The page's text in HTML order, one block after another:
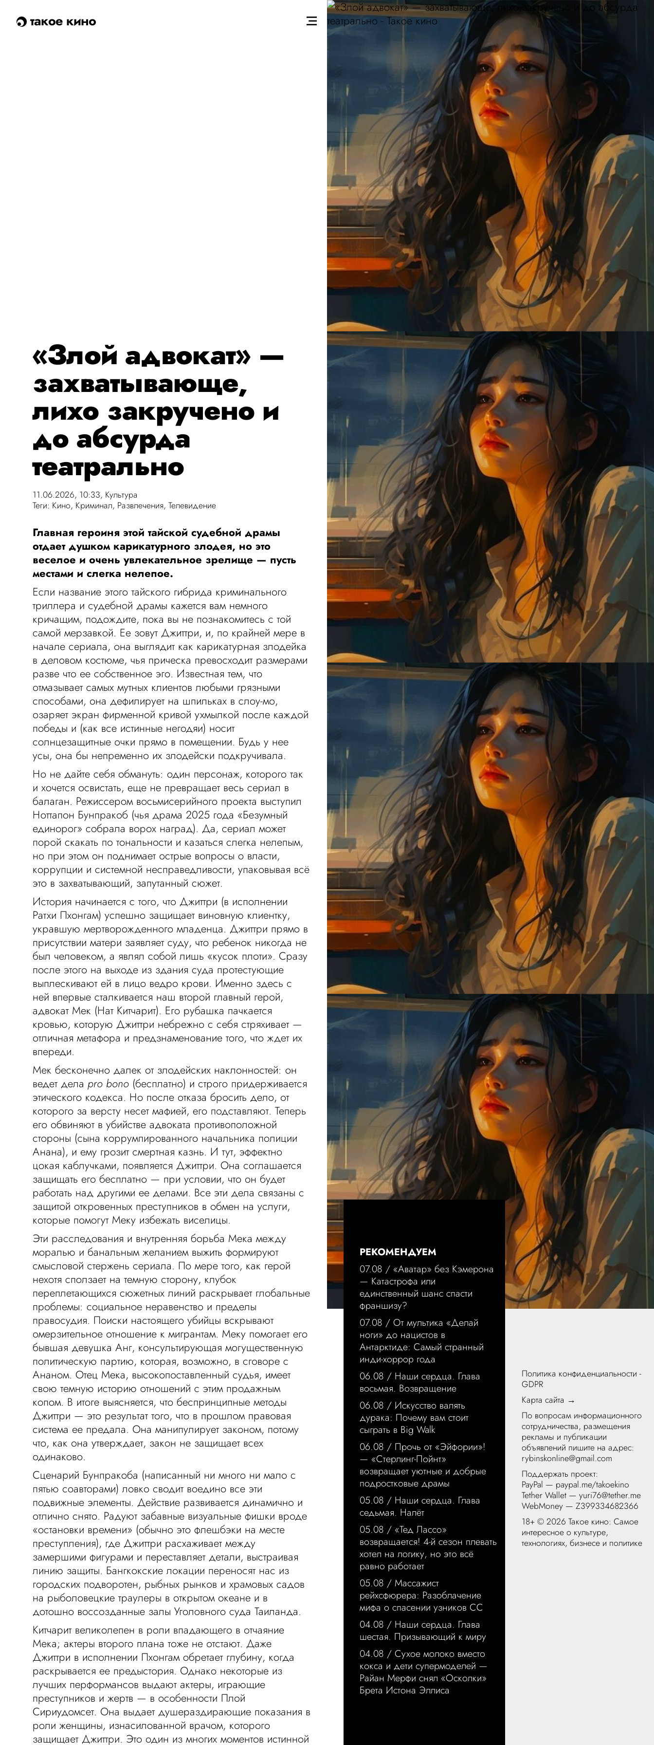
такое кино
«Злой адвокат» —
захватывающе,
лихо закручено и
до абсурда
театрально
11.06.2026, 10:33, Культура
Теги: Кино, Криминал, Развлечения,Телевидение
Главная героиня этой тайской судебной драмы
отдает душком карикатурного злодея, но это
веселое и очень увлекательное зрелище — пусть
местами и слегка нелепое.
Если название этого тайского гибрида криминального
триллера и судебной драмы кажется вам немного
кричащим, подождите, пока вы не познакомитесь с той
самой мерзавкой. Ее зовут Джиттри, и, по крайней мере в
начале сериала, она выглядит как карикатурная злодейка
в деловом костюме, чья прическа превосходит размерами
разве что ее собственное эго. Известная тем, что
отмазывает самых мутных клиентов любыми грязными
способами, она дефилирует на шпильках в слоу-мо,
озаряет экран фирменной кривой ухмылкой после каждой
победы и (как все истинные негодяи) носит
солнцезащитные очки прямо в помещении. Будь у нее
усы, она бы непременно их злодейски подкручивала.
Но не дайте себя обмануть: один персонаж, которого так
и хочется освистать, еще не превращает весь сериал в
балаган. Режиссером восьмисерийного проекта выступил
Ноттапон Бунпракоб (чья драма 2025 года «Безумный
единорог» собрала ворох наград). Да, сериал может
порой скакать по тональности и казаться слегка нелепым,
но при этом он поднимает острые вопросы о власти,
коррупции и системной несправедливости, упаковывая всё
это в захватывающий, запутанный сюжет.
История начинается с того, что Джиттри (в исполнении
Ратхи Пхонгам) успешно защищает виновную клиентку,
укравшую мертворожденного младенца. Джиттри прямо в
присутствии матери заявляет суду, что ребенок никогда не
был человеком, а являл собой лишь «кусок плоти». Сразу
после этого на выходе из здания суда протестующие
выплескивают ей в лицо ведро крови. Именно здесь с
ней впервые сталкивается наш второй главный герой,
адвокат Мек (Нат Китчарит). Его рубашка пачкается
кровью, которую Джиттри небрежно с себя стряхивает —
отличная метафора и предзнаменование того, что ждет их
впереди.
Мек бесконечно далек от злодейских наклонностей: он
ведет делаpro bono (бесплатно) и строго придерживается
этического кодекса. Но после отказа бросить дело, от
которого за версту несет мафией, его подставляют. Теперь
его обвиняют в убийстве адвоката противоположной
стороны (сына коррумпированного начальника полиции
Анана), и ему грозит смертная казнь. И тут, эффектно
цокая каблучками, появляется Джиттри. Она соглашается
защищать его бесплатно — при условии, что он будет
работать над другими ее делами. Все эти дела связаны с
защитой откровенных преступников в обмен на услуги,
которые помогут Меку избежать виселицы.
Эти расследования и внутренняя борьба Мека между
моралью и банальным желанием выжить формируют
смысловой стержень сериала. По мере того, как герой
нехотя сползает на темную сторону, клубок
переплетающихся сюжетных линий раскрывает глобальные
проблемы: социальное неравенство и пределы
правосудия. Поиски настоящего убийцы вскрывают
омерзительное отношение к мигрантам. Меку помогает его
бывшая девушка Анг, консультирующая могущественную
политическую партию, которая, возможно, в сговоре с
Ананом. Отец Мека, высокопоставленный судья, имеет
свою темную историю отношений с этим продажным
копом. В итоге выясняется, что беспринципные методы
Джиттри — это результат того, что в прошлом правовая
система ее предала. Она манипулирует законом, потому
что, как она утверждает, закон не защищает всех
одинаково.
Сценарий Бунпракоба (написанный ни много ни мало с
пятью соавторами) ловко сводит воедино все эти
подвижные элементы. Действие развивается динамично и
отлично снято. Радуют забавные визуальные фишки вроде
«остановки времени» (обычно это флешбэки на месте
преступления), где Джиттри расхаживает между
замершими фигурами и переставляет детали, выстраивая
линию защиты. Бангкокские локации переносят нас из
городских подворотен, рыбных рынков и храмовых садов
на рыболовецкие траулеры в открытом океане и в
дотошно воссозданные залы Уголовного суда Таиланда.
Китчарит великолепен в роли впадающего в отчаяние
Мека; актеры второго плана тоже не отстают. Даже
Джиттри в исполнении Пхонгам обретает глубину, когда
раскрывается ее предыстория. Однако некоторые из
лучших перформансов выдают актеры, играющие
преступников и жертв — в особенности Плой
Сириудомсет. Она выдает душераздирающие показания в
роли женщины, изнасилованной врачом, которого
защищает Джиттри. Это один из многих моментов истинной
РЕКОМЕНДУЕМ
07.08 / «Аватар» без Кэмерона
— Катастрофа или
единственный шанс спасти
франшизу?
07.08 / От мультика «Делай
ноги» до нацистов в
Антарктиде: Самый странный
инди-хоррор года
06.08 / Наши сердца. Глава
восьмая. Возвращение
06.08 / Искусство валять
дурака: Почему вам стоит
сыграть в Big Walk
06.08 / Прочь от «Эйфории»!
— «Стерлинг-Пойнт»
возвращает уютные и добрые
подростковые драмы
05.08 / Наши сердца. Глава
седьмая. Налёт
05.08 / «Тед Лассо»
возвращается! 4-й сезон плевать
хотел на логику, но это всё
равно работает
05.08 / Массажист
рейхсфюрера: Разоблачение
мифа о спасении узников СС
04.08 / Наши сердца. Глава
шестая. Призывающий к миру
04.08 / Сухое молоко вместо
кокса и дети супермоделей —
Райан Мерфи снял «Осколки»
Брета Истона Эллиса
Политика конфиденциальности -
GDPR
Карта сайта →
По вопросам информационного
сотрудничества, размещения
рекламы и публикации
объявлений пишите на адрес:
rybinskonline@gmail.com
Поддержать проект:
PayPal — paypal.me/takoekino
Tether Wallet — yuri76@tether.me
WebMoney — Z399334682366
18+ ©2026 Такое кино: Самое
интересное о культуре,
технологиях, бизнесе и политике